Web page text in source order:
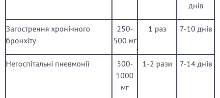
днів
Загострення хронічного
бронхіту
250-
500 мг
1 раз 7-10 днів
Негоспітальні пневмонії
500-
1000
мг
1-2 рази 7-14 днів